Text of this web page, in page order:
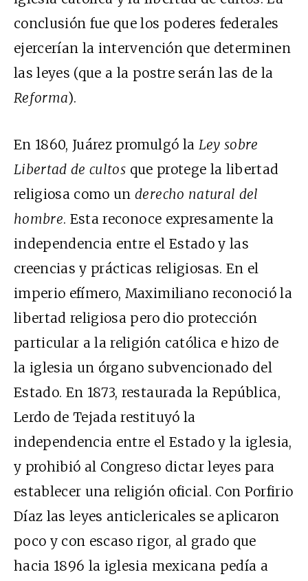
conclusión fue que los poderes federales
ejercerían la intervención que determinen
las leyes (que a la postre serán las de la
Reforma).
En 1860, Juárez promulgó la Ley sobre
Libertad de cultos que protege la libertad
religiosa como underecho natural del
hombre. Esta reconoce expresamente la
independencia entre el Estado y las
creencias y prácticas religiosas. En el
imperio efímero, Maximiliano reconoció la
libertad religiosa pero dio protección
particular a la religión católica e hizo de
la iglesia un órgano subvencionado del
Estado. En 1873, restaurada la República,
Lerdo de Tejada restituyó la
independencia entre el Estado y la iglesia,
y prohibió al Congreso dictar leyes para
establecer una religión oficial. Con Porfirio
Díaz las leyes anticlericales se aplicaron
poco y con escaso rigor, al grado que
hacia 1896 la iglesia mexicana pedía a